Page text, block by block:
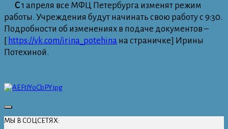
С1 апреля все МФЦ Петербурга изменят режим
работы. Учреждения будут начинать свою работу с 9:30.
Подробности об изменениях в подаче документов –
[ https://vk.com/irina_potehina на страничке] Ирины
Потехиной.
МЫ В СОЦСЕТЯХ: